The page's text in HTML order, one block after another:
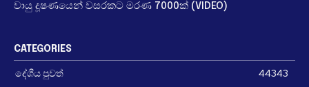
වායු දූෂණයෙන් වසරකට මරණ 7000ක් (VIDEO)
CATEGORIES
දේශීය පුවත්
44343